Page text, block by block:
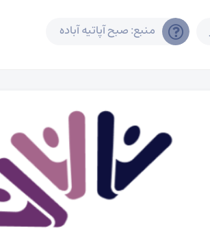
منبع: صبح آپاتیه آباده